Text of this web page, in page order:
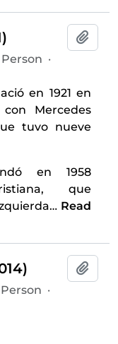
Person ·
en 1921 en
con Mercedes
tuvo nueve
en 1958
que
… Read
Person ·